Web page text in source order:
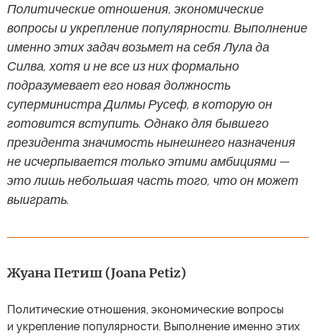
Политические отношения, экономические
вопросы и укрепление популярности. Выполнение
именно этих задач возьмет на себя Лула да
Силва, хотя и не все из них формально
подразумевает его новая должность
суперминистра Дилмы Русеф, в которую он
готовится вступить. Однако для бывшего
президента значимость нынешнего назначения
не исчерпывается только этими амбициями —
это лишь небольшая часть того, что он может
выиграть.
Жуана Петиш (Joana Petiz)
Политические отношения, экономические вопросы
и укрепление популярности. Выполнение именно этих